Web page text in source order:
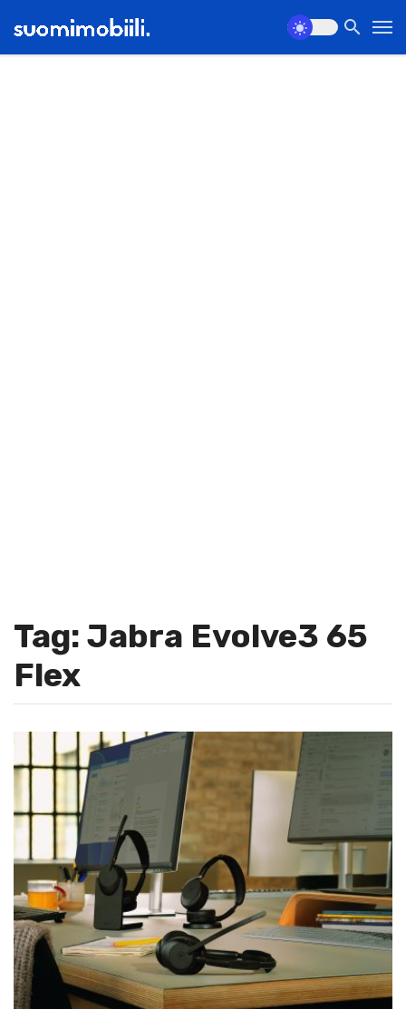
Tag: Jabra Evolve3 65
Flex